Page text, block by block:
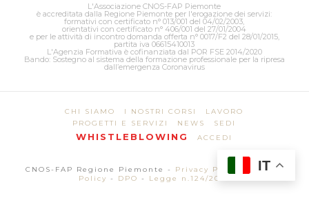
L'Associazione CNOS-FAP Piemonte
è accreditata dalla Regione Piemonte per l'erogazione dei servizi:
formativi con certificato n° 013/001 del 04/02/2003,
orientativi con certificato n° 406/001 del 27/01/2004
e per le attività di incontro domanda offerta n° 0017/F2 del 28/01/2015,
partita iva 06615410013
L'Agenzia Formativa è cofinanziata dal POR FSE 2014/2020
Bando: Sostegno al sistema della formazione professionale per la ripresa
dall’emergenza Coronavirus
CHI SIAMO I NOSTRI CORSI
LAVORO
PROGETTI E SERVIZI
NEWS SEDI
WHISTLEBLOWING ACCEDI
CNOS-FAP Regione Piemonte - Privacy Policy
Cookie
Policy - DPO - Legge n.124/2017
IT